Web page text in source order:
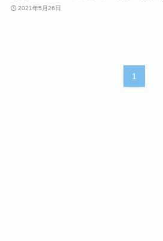
2021年5月26日
1